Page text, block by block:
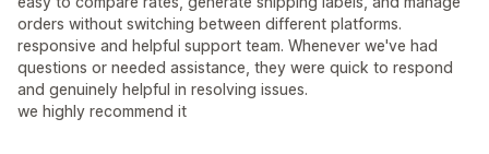
orders without switching between different platforms.
responsive and helpful support team. Whenever we've had
questions or needed assistance, they were quick to respond
and genuinely helpful in resolving issues.
we highly recommend it